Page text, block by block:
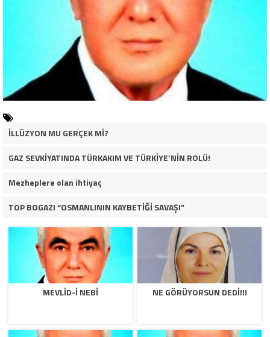
İLLÜZYON MU GERÇEK Mİ?
GAZ SEVKİYATINDA TÜRKAKIM VE TÜRKİYE’NİN ROLÜ!
Mezheplere olan ihtiyaç
TOP BOGAZI “OSMANLININ KAYBETİĞİ SAVAŞI”
MEVLID-I NEBI NE GÖRÜYORSUN DEDI!!!